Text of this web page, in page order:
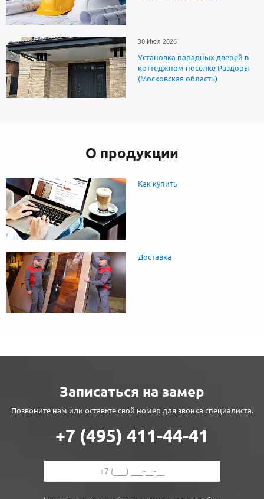
30 Июл 2026
Установка парадных дверей в
коттеджном поселке Раздоры
(Московская область)
О продукции
Как купить
Доставка
Записаться на замер
Позвоните нам или оставьте свой номер для звонка специалиста.
+7 (495) 411-44-41